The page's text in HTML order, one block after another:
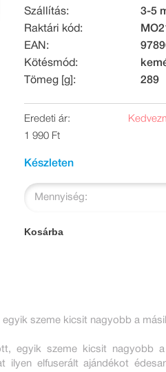
Szállítás:
3-5
Raktári kód:
EAN:
Kötésmód:
Tömeg [g]:
289
Eredeti ár:
1 990 Ft
Készleten
Mennyiség:
Kosárba
szeme kicsit nagyobb a
egyik szeme kicsit nagyobb
elfuserált ajándékot